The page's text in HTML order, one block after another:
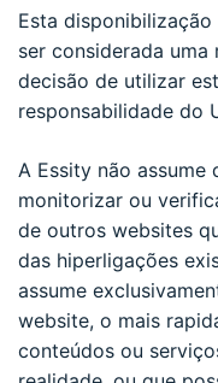
Esta disponibilização
ser considerada uma
decisão de utilizar
responsabilidade do
A Essity não
monitorizar ou
de outros websites
das hiperligações
assume
website, o mais
conteúdos ou